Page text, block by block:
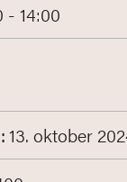
- 14:00
13. oktober